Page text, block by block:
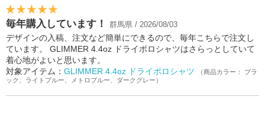
毎年購入しています！ 群馬県 / 2026/08/03
デザインの入稿、注文など簡単にできるので、毎年こちらで注文し
ています。 GLIMMER 4.4oz ドライポロシャツはさらっとしていて
着心地がよいと思います。
対象アイテム： GLIMMER 4.4oz ドライポロシャツ
（商品カラー： ブラ
ック、ライトブルー、メトロブルー、ダークグレー）